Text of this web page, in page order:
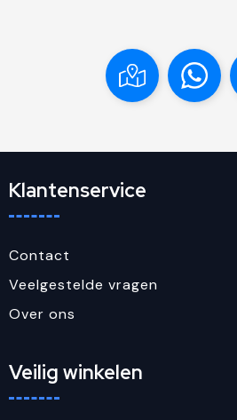
Klantenservice
Contact
Veelgestelde vragen
Over ons
Veilig winkelen